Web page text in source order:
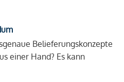
Belieferungskonzepte
einer Hand? Es kann